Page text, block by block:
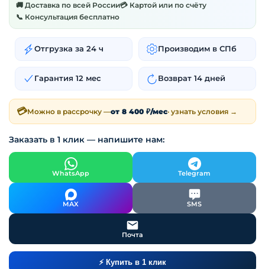
🚚 Доставка по всей России💳 Картой или по счёту
📞 Консультация бесплатно
Отгрузка за 24 ч Производим в СПб
Гарантия 12 мес Возврат 14 дней
💳Можно в рассрочку —от 8 400 ₽/мес· узнать условия →
Заказать в 1 клик — напишите нам:
WhatsApp Telegram
MAX SMS
Почта
⚡ Купить в 1 клик